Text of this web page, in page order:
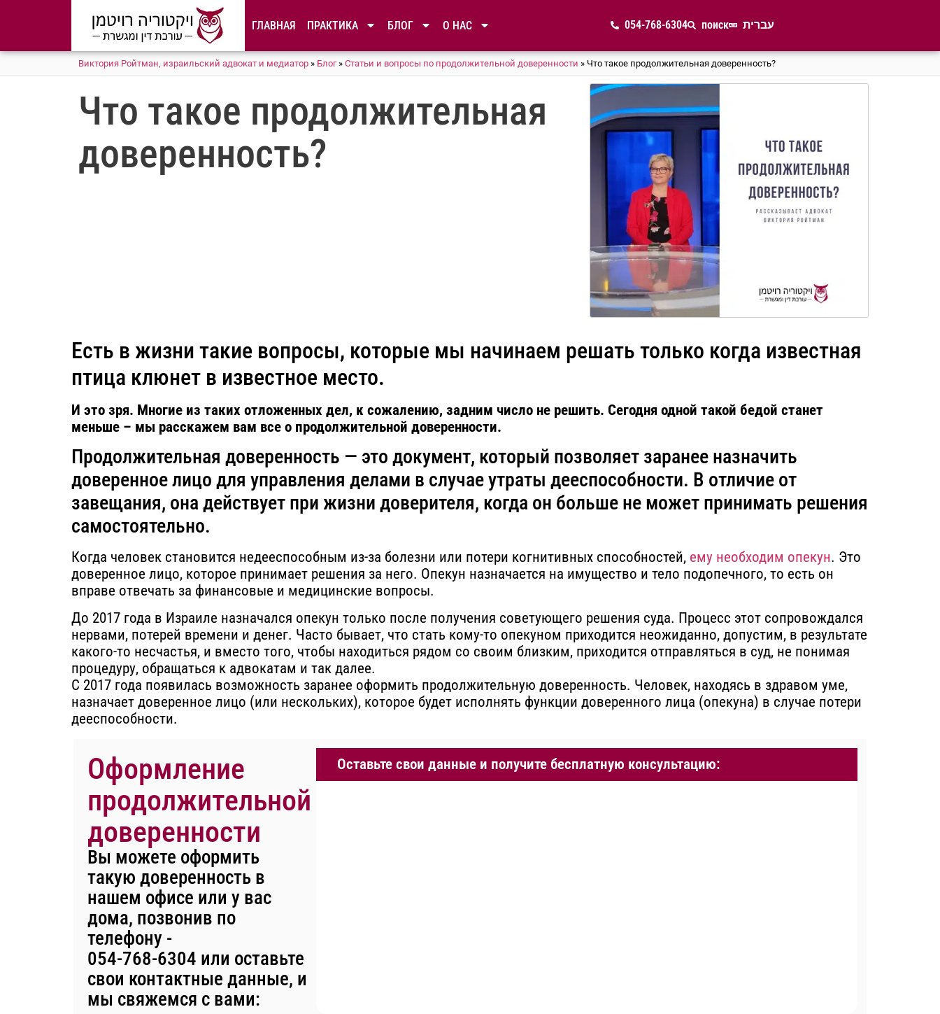
ГЛАВНАЯ ПРАКТИКА БЛОГ О НАС 054-768-6304 поиск עברית
Виктория Ройтман, израильский адвокат и медиатор » Блог» Статьи и вопросы по продолжительной доверенности » Что такое продолжительная доверенность?
Что такое продолжительная
доверенность?
Есть в жизни такие вопросы, которые мы начинаем решать только когда известная
птица клюнет в известное место.
И это зря. Многие из таких отложенных дел, к сожалению, задним число не решить. Сегодня одной такой бедой станет
меньше – мы расскажем вам все о продолжительной доверенности.
Продолжительная доверенность — это документ, который позволяет заранее назначить
доверенное лицо для управления делами в случае утраты дееспособности. В отличие от
завещания, она действует при жизни доверителя, когда он больше не может принимать решения
самостоятельно.
Когда человек становится недееспособным из-за болезни или потери когнитивных способностей, ему необходим опекун. Это
доверенное лицо, которое принимает решения за него. Опекун назначается на имущество и тело подопечного, то есть он
вправе отвечать за финансовые и медицинские вопросы.
До 2017 года в Израиле назначался опекун только после получения советующего решения суда. Процесс этот сопровождался
нервами, потерей времени и денег. Часто бывает, что стать кому-то опекуном приходится неожиданно, допустим, в результате
какого-то несчастья, и вместо того, чтобы находиться рядом со своим близким, приходится отправляться в суд, не понимая
процедуру, обращаться к адвокатам и так далее.
С 2017 года появилась возможность заранее оформить продолжительную доверенность. Человек, находясь в здравом уме,
назначает доверенное лицо (или нескольких), которое будет исполнять функции доверенного лица (опекуна) в случае потери
дееспособности.
Оформление
продолжительной
доверенности
Вы можете оформить
такую доверенность в
нашем офисе или у вас
дома, позвонив по
телефону -
054-768-6304 или оставьте
свои контактные данные, и
мы свяжемся с вами:
Оставьте свои данные и получите бесплатную консультацию: